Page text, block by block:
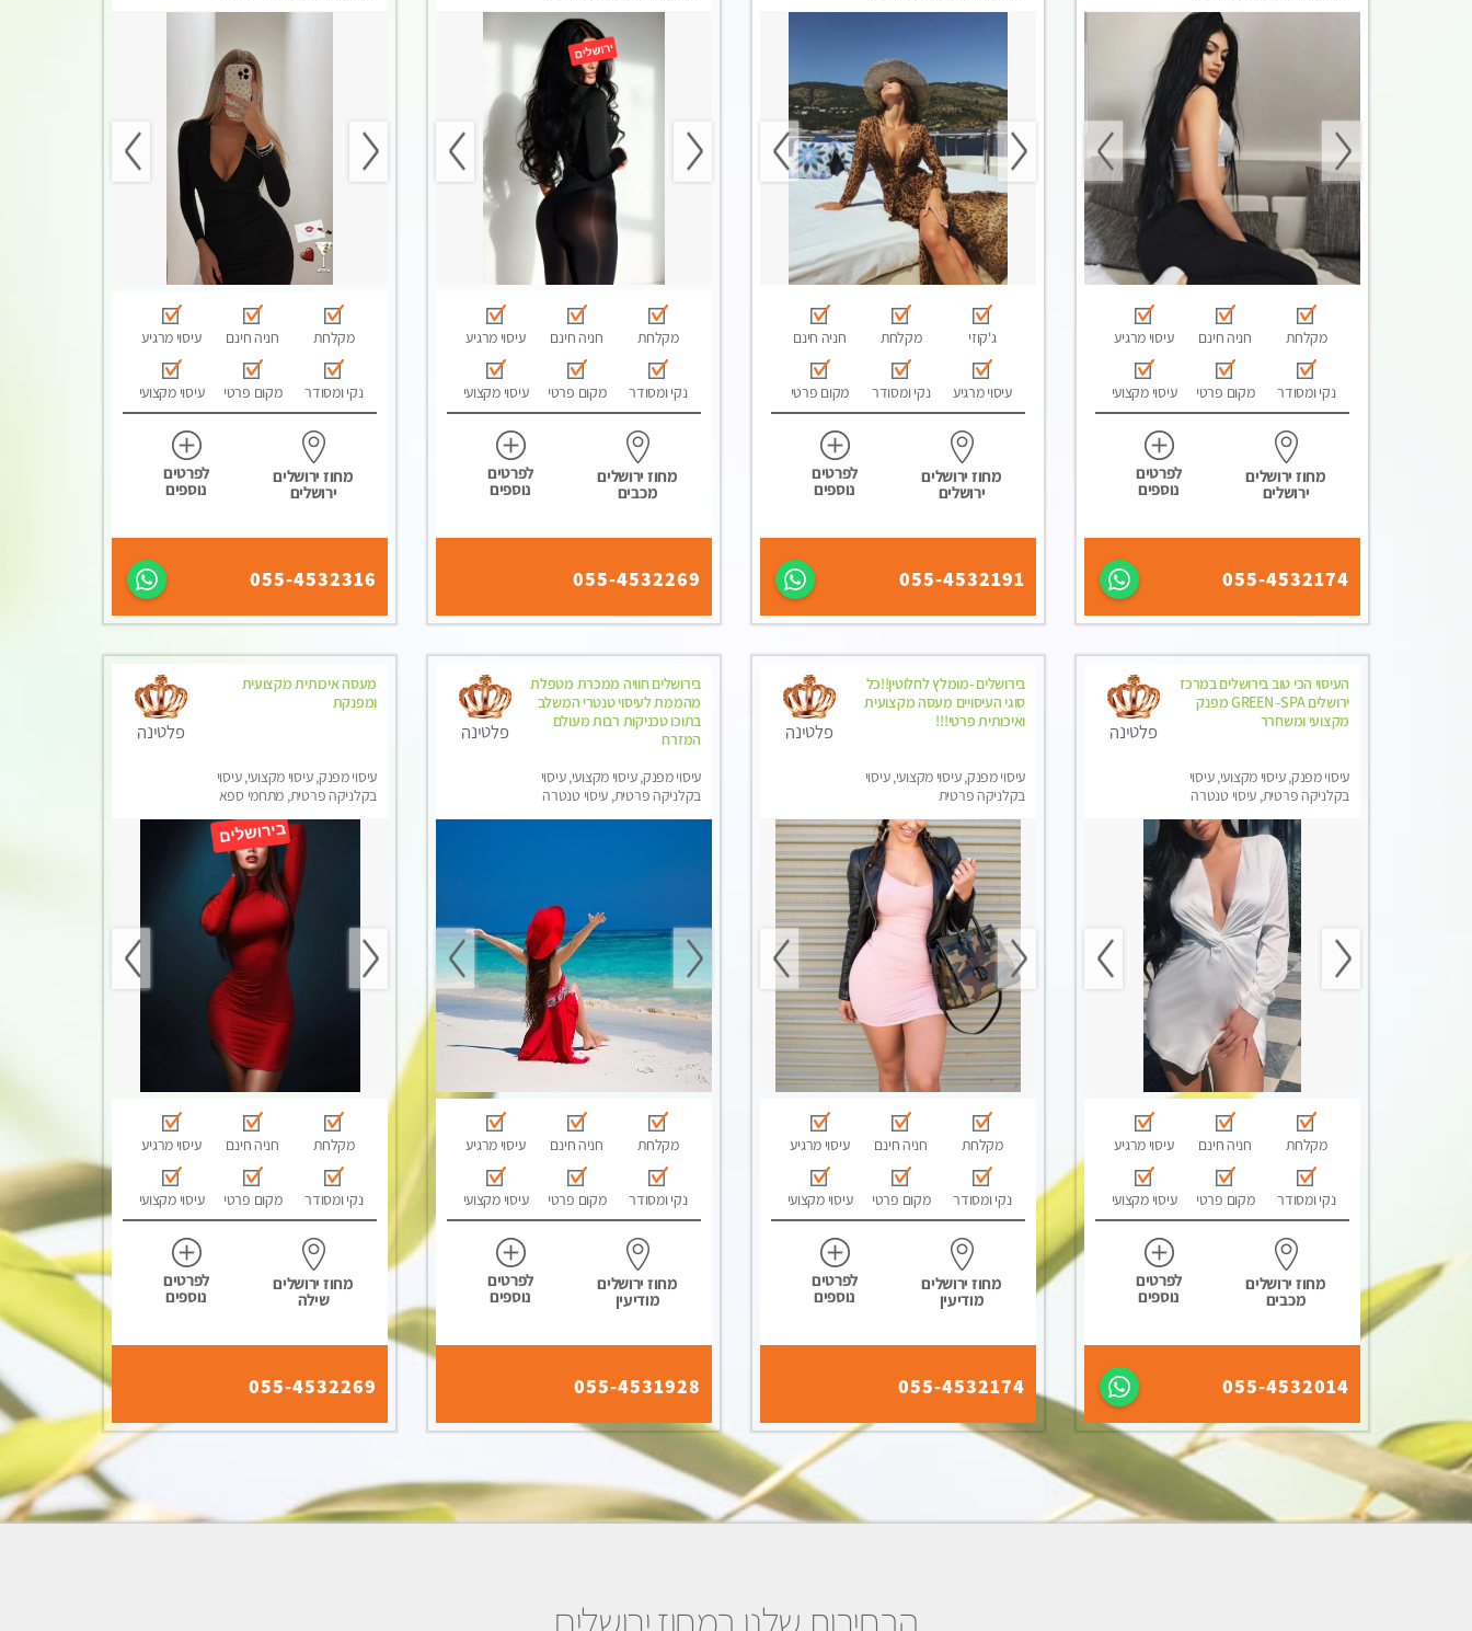
מקלחת חניה חינם עיסוי מרגיע
נקי ומסודר מקום פרטי עיסוי מקצועי
מחוז ירושלים
ירושלים
לפרטים
נוספים
055-4532174
ג'קוזי מקלחת חניה חינם
עיסוי מרגיע נקי ומסודר מקום פרטי
מחוז ירושלים
ירושלים
לפרטים
נוספים
055-4532191
מקלחת חניה חינם עיסוי מרגיע
נקי ומסודר מקום פרטי עיסוי מקצועי
מחוז ירושלים
מכבים
לפרטים
נוספים
055-4532269
מקלחת חניה חינם עיסוי מרגיע
נקי ומסודר מקום פרטי עיסוי מקצועי
מחוז ירושלים
ירושלים
לפרטים
נוספים
055-4532316
העיסוי הכי טוב בירושלים במרכז
ירושלים GREEN -SPA מפנק
מקצועי ומשחרר
עיסוי מפנק, עיסוי מקצועי, עיסוי
בקלניקה פרטית, עיסוי טנטרה
פלטינה
מקלחת חניה חינם עיסוי מרגיע
נקי ומסודר מקום פרטי עיסוי מקצועי
מחוז ירושלים
מכבים
לפרטים
נוספים
055-4532014
בירושלים -מומלץ לחלוטין!!כל
סוגי העיסויים מעסה מקצועית
ואיכותית פרטי!!!
עיסוי מפנק, עיסוי מקצועי, עיסוי
בקלניקה פרטית
פלטינה
מקלחת חניה חינם עיסוי מרגיע
נקי ומסודר מקום פרטי עיסוי מקצועי
מחוז ירושלים
מודיעין
לפרטים
נוספים
055-4532174
בירושלים חוויה ממכרת מטפלת
מהממת לעיסוי טנטרי המשלב
בתוכו טכניקות רבות מעולם
המזרח
עיסוי מפנק, עיסוי מקצועי, עיסוי
בקלניקה פרטית, עיסוי טנטרה
פלטינה
מקלחת חניה חינם עיסוי מרגיע
נקי ומסודר מקום פרטי עיסוי מקצועי
מחוז ירושלים
מודיעין
לפרטים
נוספים
055-4531928
מעסה איכותית מקצועית
ומפנקת
עיסוי מפנק, עיסוי מקצועי, עיסוי
בקלניקה פרטית, מתחמי ספא
פלטינה
מקלחת חניה חינם עיסוי מרגיע
נקי ומסודר מקום פרטי עיסוי מקצועי
מחוז ירושלים
שילה
לפרטים
נוספים
055-4532269